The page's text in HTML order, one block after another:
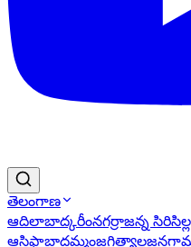
తెలంగాణ
ఆదిలాబాద్కరీంనగర్రాజన్న సిరిసిల్ల
ఆసిఫాబాద్ఖమ్మంజగిత్యాల